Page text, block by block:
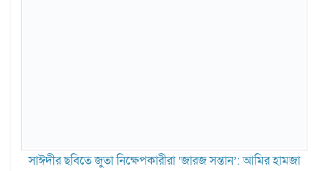
সাঈদীর ছবিতে জুতা নিক্ষেপকারীরা ‘জারজ সন্তান’: আমির হামজা